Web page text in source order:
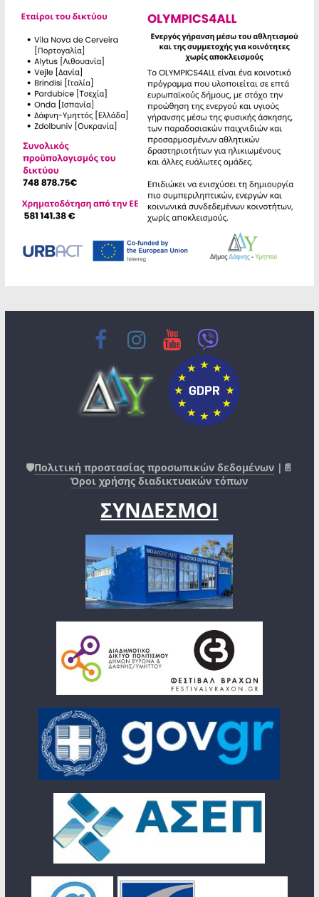
🛡️Πολιτική προστασίας προσωπικών δεδομένων |📄
Όροι χρήσης διαδικτυακών τόπων
ΣΥΝΔΕΣΜΟΙ